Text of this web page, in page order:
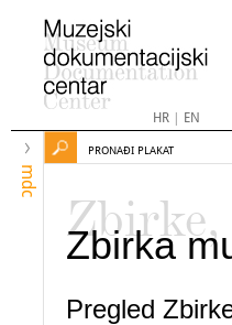
HR| EN
mdc
PRONAĐI PLAKAT
Zbirke,
Zbirka
Pregled